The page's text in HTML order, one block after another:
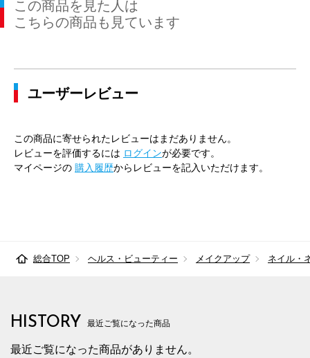
この商品を見た人は
こちらの商品も見ています
ユーザーレビュー
この商品に寄せられたレビューはまだありません。
レビューを評価するには ログインが必要です。
マイページの 購入履歴からレビューを記入いただけます。
総合TOP ヘルス・ビューティー メイクアップ ネイル・
HISTORY 最近ご覧になった商品
最近ご覧になった商品がありません。